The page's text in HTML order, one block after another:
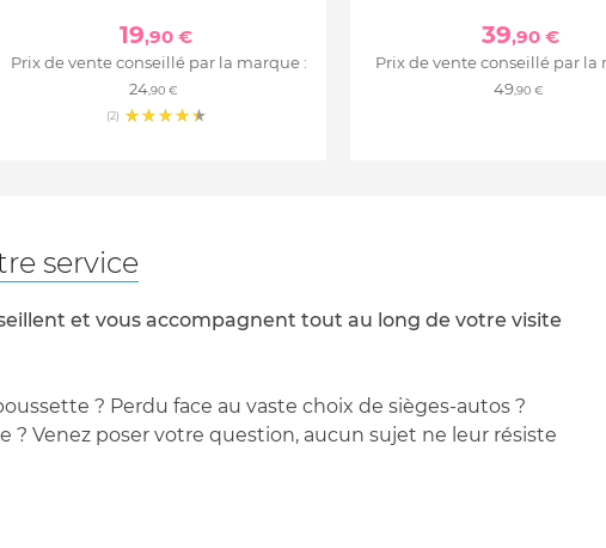
19,90 €
Prix de vente conseillé par la marque :
24,90 €
(2)
39,90 €
Prix de vente conseillé par la
49,90 €
service
et vous accompagnent tout au long de votre visite
? Perdu face au vaste choix de sièges-autos ?
Venez poser votre question, aucun sujet ne leur résiste